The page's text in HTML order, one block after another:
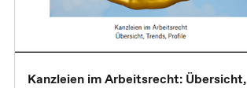
Kanzleien im Arbeitsrecht: Übersicht,